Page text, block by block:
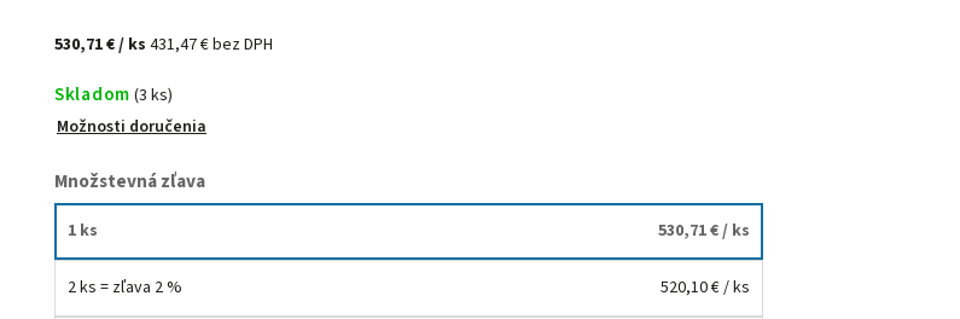
530,71 €/ ks431,47 € bez DPH
Skladom (3 ks)
Možnosti doručenia
Množstevná zľava
1 ks 530,71 €/ ks
2 ks = zľava 2 % 520,10 €/ ks